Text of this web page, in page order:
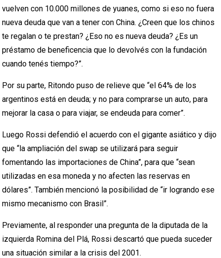
vuelven con 10.000 millones de yuanes, como si eso no fuera
nueva deuda que van a tener con China. ¿Creen que los chinos
te regalan o te prestan? ¿Eso no es nueva deuda? ¿Es un
préstamo de beneficencia que lo devolvés con la fundación
cuando tenés tiempo?”.
Por su parte, Ritondo puso de relieve que “el 64% de los
argentinos está en deuda; y no para comprarse un auto, para
mejorar la casa o para viajar, se endeuda para comer”.
Luego Rossi defendió el acuerdo con el gigante asiático y dijo
que “la ampliación del swap se utilizará para seguir
fomentando las importaciones de China”, para que “sean
utilizadas en esa moneda y no afecten las reservas en
dólares”. También mencionó la posibilidad de “ir logrando ese
mismo mecanismo con Brasil”.
Previamente, al responder una pregunta de la diputada de la
izquierda Romina del Plá, Rossi descartó que pueda suceder
una situación similar a la crisis del 2001.